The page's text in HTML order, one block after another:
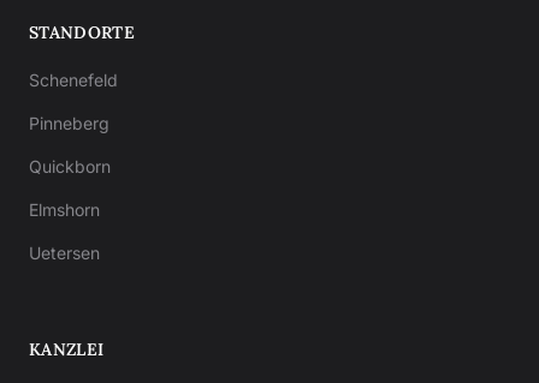
STANDORTE
Schenefeld
Pinneberg
Quickborn
Elmshorn
Uetersen
KANZLEI